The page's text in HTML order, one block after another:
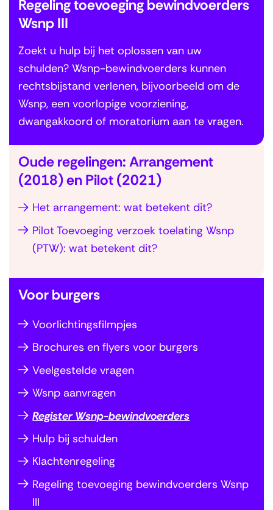
Regeling toevoeging bewindvoerders
Wsnp III
Zoekt u hulp bij het oplossen van uw
schulden? Wsnp-bewindvoerders kunnen
rechtsbijstand verlenen, bijvoorbeeld om de
Wsnp, een voorlopige voorziening,
dwangakkoord of moratorium aan te vragen.
Oude regelingen: Arrangement
(2018) en Pilot (2021)
Het arrangement: wat betekent dit?
Pilot Toevoeging verzoek toelating Wsnp
(PTW): wat betekent dit?
Voor burgers
S
l
a
v
i
g
t
Voorlichtingsfilmpjes
Brochures en flyers voor burgers
Veelgestelde vragen
Wsnp aanvragen
Register Wsnp-bewindvoerders
Hulp bij schulden
Klachtenregeling
Regeling toevoeging bewindvoerders Wsnp
III